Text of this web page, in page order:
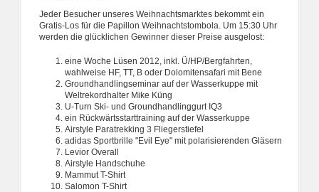
Jeder Besucher unseres Weihnachtsmarktes bekommt ein
Gratis-Los für die Papillon Weihnachtstombola. Um 15:30 Uhr
werden die glücklichen Gewinner dieser Preise ausgelost:
eine Woche Lüsen 2012, inkl. Ü/HP/Bergfahrten,
wahlweise HF, TT, B oder Dolomitensafari mit Bene
Groundhandlingseminar auf der Wasserkuppe mit
Weltrekordhalter Mike Küng
U-Turn Ski- und Groundhandlinggurt IQ3
ein Rückwärtsstarttraining auf der Wasserkuppe
Airstyle Paratrekking 3 Fliegerstiefel
adidas Sportbrille "Evil Eye" mit polarisierenden Gläsern
Levior Overall
Airstyle Handschuhe
Mammut T-Shirt
Salomon T-Shirt